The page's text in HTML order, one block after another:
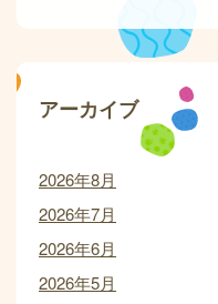
アーカイブ
2026年8月
2026年7月
2026年6月
2026年5月